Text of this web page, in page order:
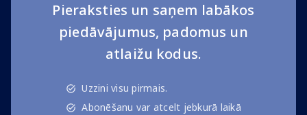
Pieraksties un saņem labākos
piedāvājumus, padomus un
atlaižu kodus.
Uzzini visu pirmais.
Abonēšanu var atcelt jebkurā laikā